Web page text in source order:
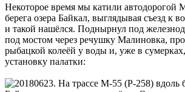
Некоторое время мы катили автодорогой
берега озера Байкал, выглядывая съезд к
и такой нашёлся. Поднырнул под
под мостом через речушку Малиновка,
рыбацкой колеёй у воды и, уже в
установку палатки: